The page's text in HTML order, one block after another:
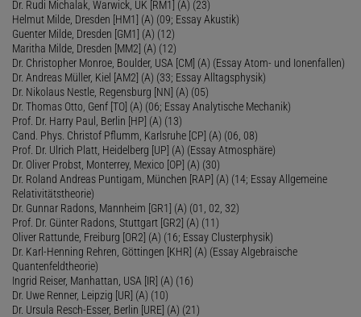
Dr. Rudi Michalak, Warwick, UK [RM1] (A) (23)
Helmut Milde, Dresden [HM1] (A) (09; Essay Akustik)
Guenter Milde, Dresden [GM1] (A) (12)
Maritha Milde, Dresden [MM2] (A) (12)
Dr. Christopher Monroe, Boulder, USA [CM] (A) (Essay Atom- und Ionenfallen)
Dr. Andreas Müller, Kiel [AM2] (A) (33; Essay Alltagsphysik)
Dr. Nikolaus Nestle, Regensburg [NN] (A) (05)
Dr. Thomas Otto, Genf [TO] (A) (06; Essay Analytische Mechanik)
Prof. Dr. Harry Paul, Berlin [HP] (A) (13)
Cand. Phys. Christof Pflumm, Karlsruhe [CP] (A) (06, 08)
Prof. Dr. Ulrich Platt, Heidelberg [UP] (A) (Essay Atmosphäre)
Dr. Oliver Probst, Monterrey, Mexico [OP] (A) (30)
Dr. Roland Andreas Puntigam, München [RAP] (A) (14; Essay Allgemeine
Relativitätstheorie)
Dr. Gunnar Radons, Mannheim [GR1] (A) (01, 02, 32)
Prof. Dr. Günter Radons, Stuttgart [GR2] (A) (11)
Oliver Rattunde, Freiburg [OR2] (A) (16; Essay Clusterphysik)
Dr. Karl-Henning Rehren, Göttingen [KHR] (A) (Essay Algebraische
Quantenfeldtheorie)
Ingrid Reiser, Manhattan, USA [IR] (A) (16)
Dr. Uwe Renner, Leipzig [UR] (A) (10)
Dr. Ursula Resch-Esser, Berlin [URE] (A) (21)